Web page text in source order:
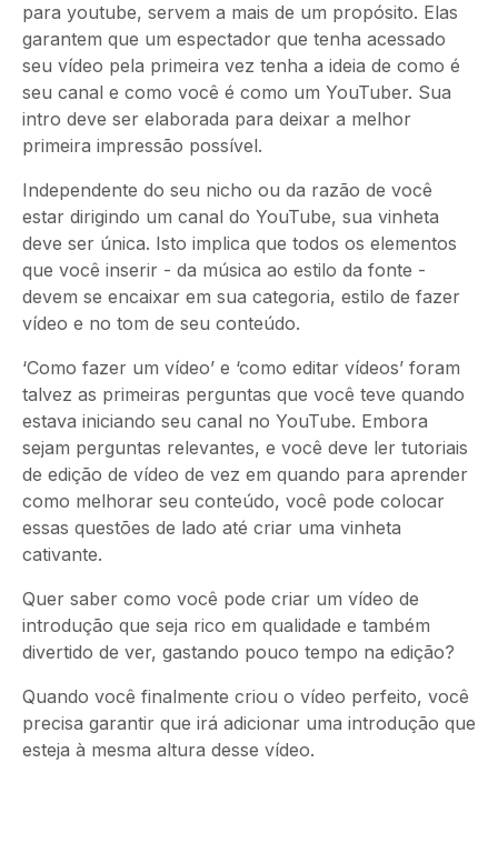
para youtube, servem a mais de um propósito. Elas
garantem que um espectador que tenha acessado
seu vídeo pela primeira vez tenha a ideia de como é
seu canal e como você é como um YouTuber. Sua
intro deve ser elaborada para deixar a melhor
primeira impressão possível.
Independente do seu nicho ou da razão de você
estar dirigindo um canal do YouTube, sua vinheta
deve ser única. Isto implica que todos os elementos
que você inserir - da música ao estilo da fonte -
devem se encaixar em sua categoria, estilo de fazer
vídeo e no tom de seu conteúdo.
‘Como fazer um vídeo’ e ‘como editar vídeos’ foram
talvez as primeiras perguntas que você teve quando
estava iniciando seu canal no YouTube. Embora
sejam perguntas relevantes, e você deve ler tutoriais
de edição de vídeo de vez em quando para aprender
como melhorar seu conteúdo, você pode colocar
essas questões de lado até criar uma vinheta
cativante.
Quer saber como você pode criar um vídeo de
introdução que seja rico em qualidade e também
divertido de ver, gastando pouco tempo na edição?
Quando você finalmente criou o vídeo perfeito, você
precisa garantir que irá adicionar uma introdução que
esteja à mesma altura desse vídeo.